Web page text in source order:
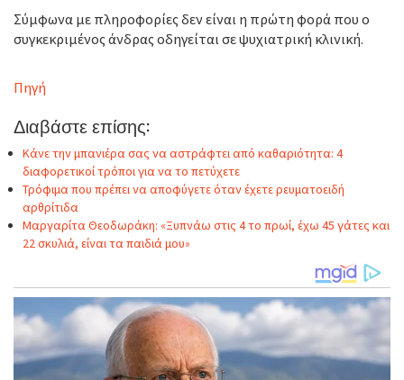
Σύμφωνα με πληροφορίες δεν είναι η πρώτη φορά που ο
συγκεκριμένος άνδρας οδηγείται σε ψυχιατρική κλινική.
Πηγή
Διαβάστε επίσης:
Κάνε την μπανιέρα σας να αστράφτει από καθαριότητα: 4
διαφορετικοί τρόποι για να το πετύχετε
Τρόφιμα που πρέπει να αποφύγετε όταν έχετε ρευματοειδή
αρθρίτιδα
Μαργαρίτα Θεοδωράκη: «Ξυπνάω στις 4 το πρωί, έχω 45 γάτες και
22 σκυλιά, είναι τα παιδιά μου»